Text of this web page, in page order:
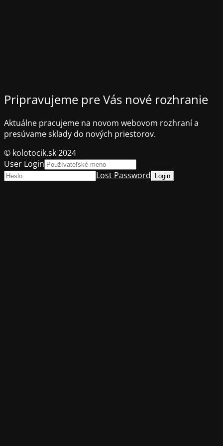
Pripravujeme pre Vás nové rozhranie
Aktuálne pracujeme na novom webovom rozhraní a
presúvame sklady do nových priestorov.
© kolotocik.sk 2024
User Login
Lost Password